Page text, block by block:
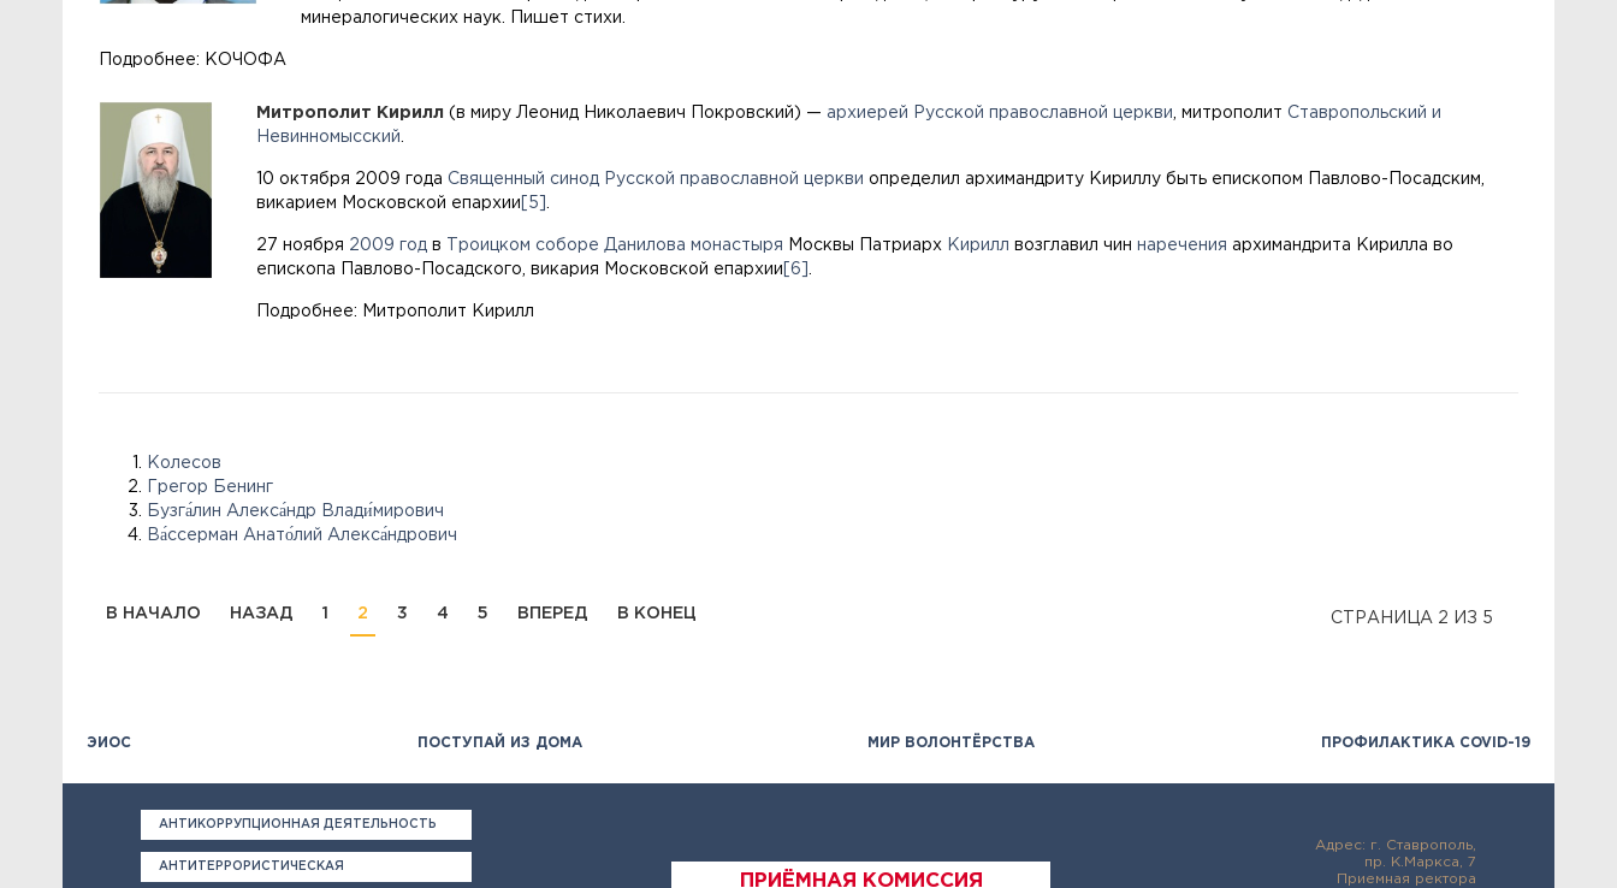
минералогических наук. Пишет стихи.
Подробнее: КОЧОФА
Митрополит Кирилл (в миру Леонид Николаевич Покровский) — архиерей Русской православной церкви , митрополит Ставропольский и
Невинномысский
10 октября 2009 года Священный синод Русской православной церкви определил архимандриту Кириллу быть епископом Павлово-Посадским,
викарием Московской епархии [5]
27 ноября 2009 год в Троицком соборе Данилова монастыря Москвы Патриарх Кирилл возглавил чин наречения архимандрита Кирилла во
епископа Павлово-Посадского, викария Московской епархии [6]
Подробнее: Митрополит Кирилл
Колесов
Грегор Бенинг
Бузга́лин Алекса́ндр Влади́мирович
Ва́ссерман Анато́лий Алекса́ндрович
СТРАНИЦА 2 ИЗ 5
В НАЧАЛО НАЗАД 1 2 3 4 5 ВПЕРЕД В КОНЕЦ
ЭИОС ПОСТУПАЙ ИЗ ДОМА МИР ВОЛОНТЁРСТВА ПРОФИЛАКТИКА COVID-19
АНТИКОРРУПЦИОННАЯ ДЕЯТЕЛЬНОСТЬ
АНТИТЕРРОРИСТИЧЕСКАЯ
ПРИЁМНАЯ КОМИССИЯ
Адрес: г. Ставрополь,
пр. К.Маркса, 7
Приемная ректора